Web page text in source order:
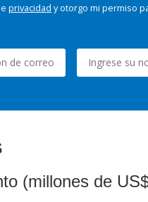
privacidad y otorgo mi permiso
(millones de